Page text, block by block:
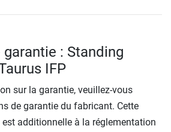
: Standing
IFP
sur la garantie, veuillez-vous
de garantie du fabricant. Cette
additionnelle à la réglementation